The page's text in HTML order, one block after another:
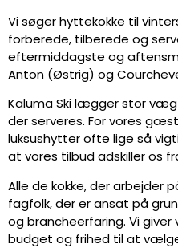
Vi søger hyttekokke til
forberede, tilberede og
eftermiddagste og
Anton (Østrig) og
Kaluma Ski lægger stor
der serveres. For vores
luksushytter ofte lige så
at vores tilbud adskiller os
Alle de kokke, der arbejder
fagfolk, der er ansat på
og brancheerfaring. Vi
budget og frihed til at